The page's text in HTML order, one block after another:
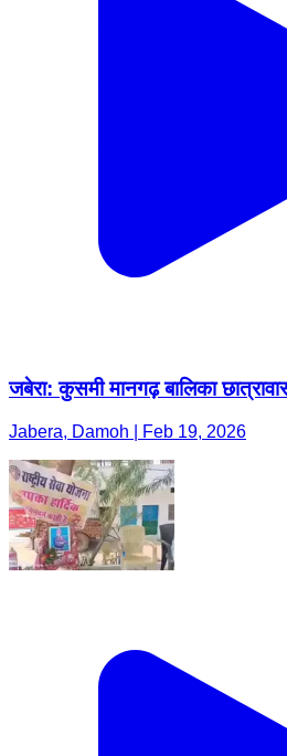
जबेरा: कुसमी मानगढ़ बालिका
Jabera, Damoh | Feb 19, 2026